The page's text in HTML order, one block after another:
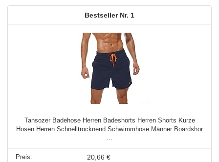
1
Tansozer Badehose Herren Badeshorts Herren Shorts Kurze
Hosen Herren Schnelltrocknend Schwimmhose Männer Boardshor
...
20,66 €